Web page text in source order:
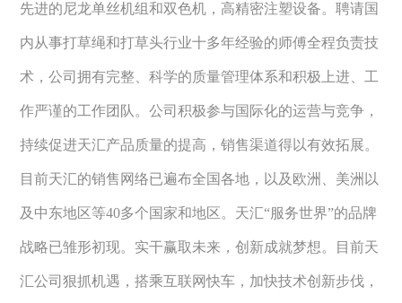
先进的尼龙单丝机组和双色机，高精密注塑设备。聘请国
内从事打草绳和打草头行业十多年经验的师傅全程负责技
术，公司拥有完整、科学的质量管理体系和积极上进、工
作严谨的工作团队。公司积极参与国际化的运营与竞争，
持续促进天汇产品质量的提高，销售渠道得以有效拓展。
目前天汇的销售网络已遍布全国各地，以及欧洲、美洲以
及中东地区等40多个国家和地区。天汇“服务世界”的品牌
战略已雏形初现。实干赢取未来，创新成就梦想。目前天
汇公司狠抓机遇，搭乘互联网快车，加快技术创新步伐，